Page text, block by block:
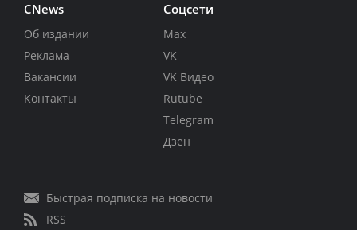
CNews
Об издании
Реклама
Вакансии
Контакты
Соцсети
Max
VK
VK Видео
Rutube
Telegram
Дзен
Быстрая подписка на новости
RSS